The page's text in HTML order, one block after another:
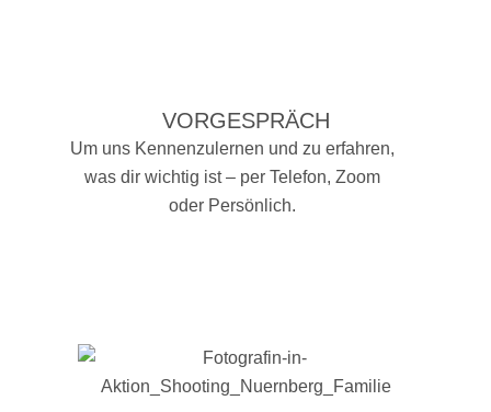
VORGESPRÄCH
Um uns Kennenzulernen und zu erfahren,
was dir wichtig ist – per Telefon, Zoom
oder Persönlich.